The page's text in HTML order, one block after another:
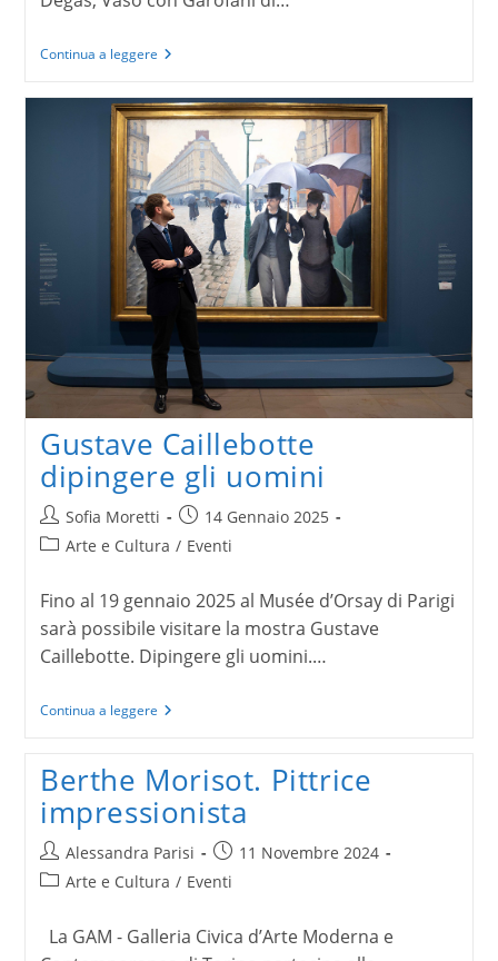
Continua a leggereImpressionismo
–
capolavori
Detroit
Gustave Caillebotte
dipingere gli uomini
Autore
dell'articolo:
Sofia Moretti
Articolo
pubblicato:
14 Gennaio 2025
Categoria
Arte e Cultura / Eventi
Fino al 19 gennaio 2025 al Musée d’Orsay di Parigi
sarà possibile visitare la mostra Gustave
Caillebotte. Dipingere gli uomini.…
Continua a leggereGustave
uomini
Berthe Morisot. Pittrice
impressionista
Autore
dell'articolo:
Alessandra Parisi
Articolo
pubblicato:
11 Novembre 2024
Categoria
Arte e Cultura / Eventi
La GAM - Galleria Civica d’Arte Moderna e